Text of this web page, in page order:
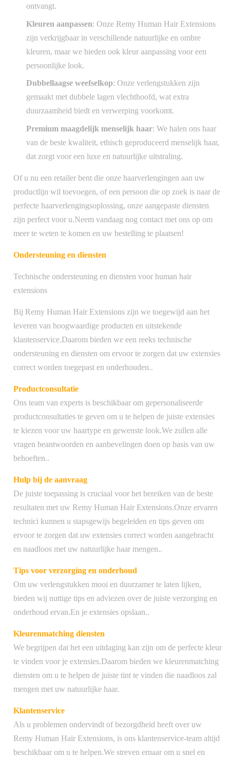
ontvangt.
Kleuren aanpassen: Onze Remy Human Hair Extensions
zijn verkrijgbaar in verschillende natuurlijke en ombre
kleuren, maar we bieden ook kleur aanpassing voor een
persoonlijke look.
Dubbellaagse weefselkop: Onze verlengstukken zijn
gemaakt met dubbele lagen vlechthoofd, wat extra
duurzaamheid biedt en verwerping voorkomt.
Premium maagdelijk menselijk haar: We halen ons haar
van de beste kwaliteit, ethisch geproduceerd menselijk haar,
dat zorgt voor een luxe en natuurlijke uitstraling.
Of u nu een retailer bent die onze haarverlengingen aan uw
productlijn wil toevoegen, of een persoon die op zoek is naar de
perfecte haarverlengingsoplossing, onze aangepaste diensten
zijn perfect voor u.Neem vandaag nog contact met ons op om
meer te weten te komen en uw bestelling te plaatsen!
Ondersteuning en diensten
Technische ondersteuning en diensten voor human hair
extensions
Bij Remy Human Hair Extensions zijn we toegewijd aan het
leveren van hoogwaardige producten en uitstekende
klantenservice.Daarom bieden we een reeks technische
ondersteuning en diensten om ervoor te zorgen dat uw extensies
correct worden toegepast en onderhouden..
Productconsultatie
Ons team van experts is beschikbaar om gepersonaliseerde
productconsultaties te geven om u te helpen de juiste extensies
te kiezen voor uw haartype en gewenste look.We zullen alle
vragen beantwoorden en aanbevelingen doen op basis van uw
behoeften..
Hulp bij de aanvraag
De juiste toepassing is cruciaal voor het bereiken van de beste
resultaten met uw Remy Human Hair Extensions.Onze ervaren
technici kunnen u stapsgewijs begeleiden en tips geven om
ervoor te zorgen dat uw extensies correct worden aangebracht
en naadloos met uw natuurlijke haar mengen..
Tips voor verzorging en onderhoud
Om uw verlengstukken mooi en duurzamer te laten lijken,
bieden wij nuttige tips en adviezen over de juiste verzorging en
onderhoud ervan.En je extensies opslaan..
Kleurenmatching diensten
We begrijpen dat het een uitdaging kan zijn om de perfecte kleur
te vinden voor je extensies.Daarom bieden we kleurenmatching
diensten om u te helpen de juiste tint te vinden die naadloos zal
mengen met uw natuurlijke haar.
Klantenservice
Als u problemen ondervindt of bezorgdheid heeft over uw
Remy Human Hair Extensions, is ons klantenservice-team altijd
beschikbaar om u te helpen.We streven ernaar om u snel en